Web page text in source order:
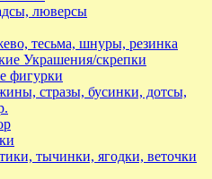
люверсы
тесьма, шнуры, резинка
Украшения/скрепки
фигурки
стразы, бусинки, дотсы,
тычинки, ягодки, веточки